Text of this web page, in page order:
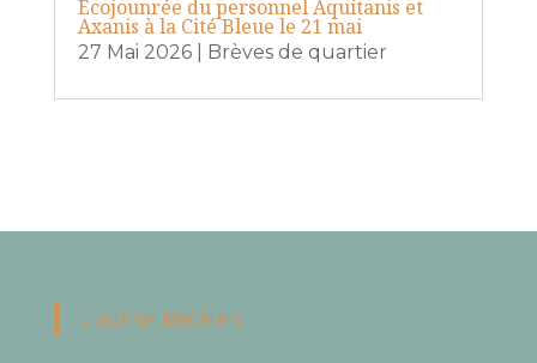
Ecojounrée du personnel Aquitanis et
Axanis à la Cité Bleue le 21 mai
27 Mai 2026| Brèves de quartier
Journal Bacalan